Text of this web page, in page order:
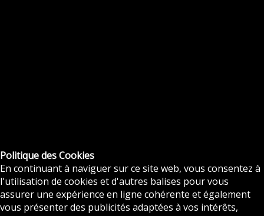
Politique des Cookies
En continuant à naviguer sur ce site web, vous consentez à
l'utilisation de cookies et d'autres balises pour vous
assurer une expérience en ligne cohérente et également
vous présenter des publicités adaptées à vos intérêts,